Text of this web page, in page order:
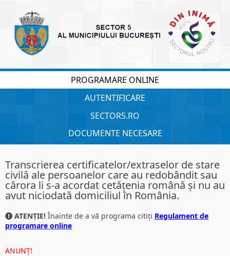
PROGRAMARE ONLINE
AUTENTIFICARE
SECTOR5.RO
DOCUMENTE NECESARE
Transcrierea certificatelor/extraselor de stare
civilă ale persoanelor care au redobândit sau
cărora li s-a acordat cetățenia română și nu au
avut niciodată domiciliul în România.
ATENȚIE! Înainte de a vă programa citiți Regulament de
programare online
ANUNȚ!